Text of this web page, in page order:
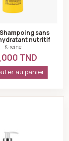
sans
nutritif
500 ml
K-reine
TND
au panier